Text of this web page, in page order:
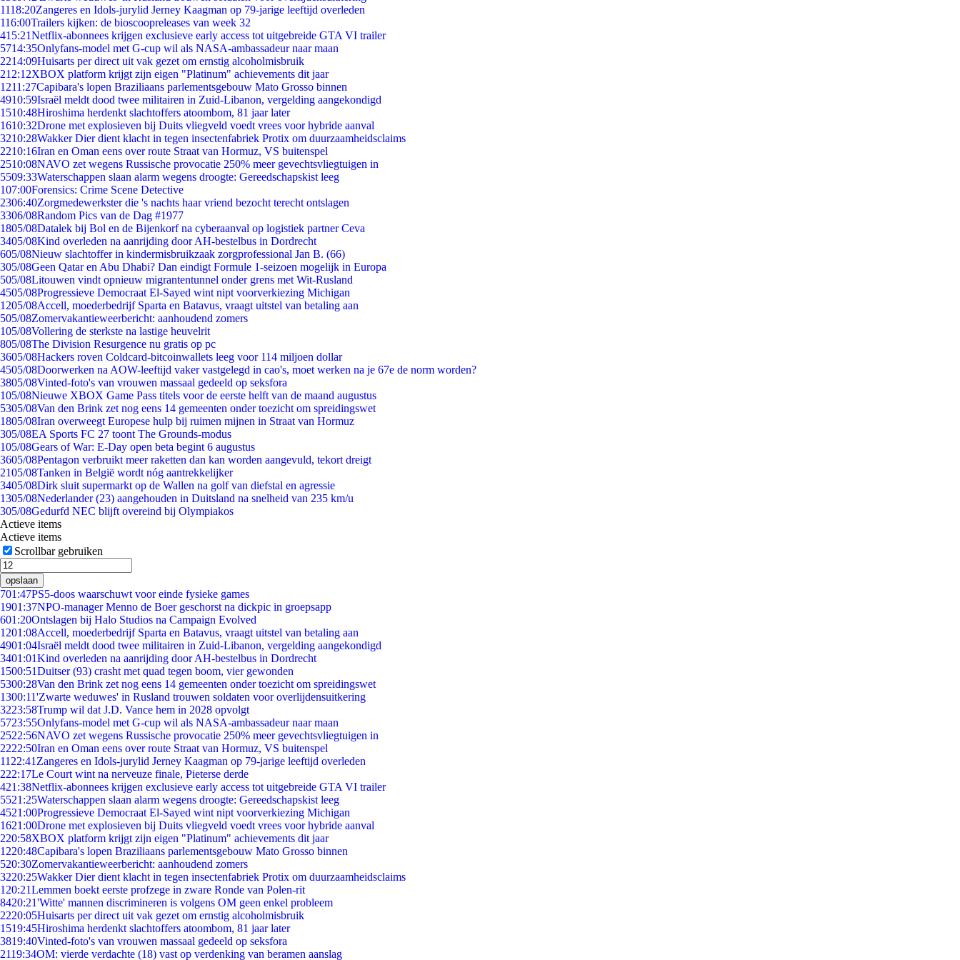
1118:20Zangeres en Idols-jurylid Jerney Kaagman op 79-jarige leeftijd overleden
116:00Trailers kijken: de bioscoopreleases van week 32
415:21Netflix-abonnees krijgen exclusieve early access tot uitgebreide GTA VI trailer
5714:35Onlyfans-model met G-cup wil als NASA-ambassadeur naar maan
2214:09Huisarts per direct uit vak gezet om ernstig alcoholmisbruik
212:12XBOX platform krijgt zijn eigen "Platinum" achievements dit jaar
1211:27Capibara's lopen Braziliaans parlementsgebouw Mato Grosso binnen
4910:59Israël meldt dood twee militairen in Zuid-Libanon, vergelding aangekondigd
1510:48Hiroshima herdenkt slachtoffers atoombom, 81 jaar later
1610:32Drone met explosieven bij Duits vliegveld voedt vrees voor hybride aanval
3210:28Wakker Dier dient klacht in tegen insectenfabriek Protix om duurzaamheidsclaims
2210:16Iran en Oman eens over route Straat van Hormuz, VS buitenspel
2510:08NAVO zet wegens Russische provocatie 250% meer gevechtsvliegtuigen in
5509:33Waterschappen slaan alarm wegens droogte: Gereedschapskist leeg
107:00Forensics: Crime Scene Detective
2306:40Zorgmedewerkster die 's nachts haar vriend bezocht terecht ontslagen
3306/08Random Pics van de Dag #1977
1805/08Datalek bij Bol en de Bijenkorf na cyberaanval op logistiek partner Ceva
3405/08Kind overleden na aanrijding door AH-bestelbus in Dordrecht
605/08Nieuw slachtoffer in kindermisbruikzaak zorgprofessional Jan B. (66)
305/08Geen Qatar en Abu Dhabi? Dan eindigt Formule 1-seizoen mogelijk in Europa
505/08Litouwen vindt opnieuw migrantentunnel onder grens met Wit-Rusland
4505/08Progressieve Democraat El-Sayed wint nipt voorverkiezing Michigan
1205/08Accell, moederbedrijf Sparta en Batavus, vraagt uitstel van betaling aan
505/08Zomervakantieweerbericht: aanhoudend zomers
105/08Vollering de sterkste na lastige heuvelrit
805/08The Division Resurgence nu gratis op pc
3605/08Hackers roven Coldcard-bitcoinwallets leeg voor 114 miljoen dollar
4505/08Doorwerken na AOW-leeftijd vaker vastgelegd in cao's, moet werken na je 67e de norm worden?
3805/08Vinted-foto's van vrouwen massaal gedeeld op seksfora
105/08Nieuwe XBOX Game Pass titels voor de eerste helft van de maand augustus
5305/08Van den Brink zet nog eens 14 gemeenten onder toezicht om spreidingswet
1805/08Iran overweegt Europese hulp bij ruimen mijnen in Straat van Hormuz
305/08EA Sports FC 27 toont The Grounds-modus
105/08Gears of War: E-Day open beta begint 6 augustus
3605/08Pentagon verbruikt meer raketten dan kan worden aangevuld, tekort dreigt
2105/08Tanken in België wordt nóg aantrekkelijker
3405/08Dirk sluit supermarkt op de Wallen na golf van diefstal en agressie
1305/08Nederlander (23) aangehouden in Duitsland na snelheid van 235 km/u
305/08Gedurfd NEC blijft overeind bij Olympiakos
Actieve items
Actieve items
Scrollbar gebruiken
opslaan
701:47PS5-doos waarschuwt voor einde fysieke games
1901:37NPO-manager Menno de Boer geschorst na dickpic in groepsapp
601:20Ontslagen bij Halo Studios na Campaign Evolved
1201:08Accell, moederbedrijf Sparta en Batavus, vraagt uitstel van betaling aan
4901:04Israël meldt dood twee militairen in Zuid-Libanon, vergelding aangekondigd
3401:01Kind overleden na aanrijding door AH-bestelbus in Dordrecht
1500:51Duitser (93) crasht met quad tegen boom, vier gewonden
5300:28Van den Brink zet nog eens 14 gemeenten onder toezicht om spreidingswet
1300:11'Zwarte weduwes' in Rusland trouwen soldaten voor overlijdensuitkering
3223:58Trump wil dat J.D. Vance hem in 2028 opvolgt
5723:55Onlyfans-model met G-cup wil als NASA-ambassadeur naar maan
2522:56NAVO zet wegens Russische provocatie 250% meer gevechtsvliegtuigen in
2222:50Iran en Oman eens over route Straat van Hormuz, VS buitenspel
11 22:41 Zangeres en Idols-jurylid Jerney Kaagman op 79-jarige leeftijd overleden
222:17Le Court wint na nerveuze finale, Pieterse derde
421:38Netflix-abonnees krijgen exclusieve early access tot uitgebreide GTA VI trailer
5521:25Waterschappen slaan alarm wegens droogte: Gereedschapskist leeg
4521:00Progressieve Democraat El-Sayed wint nipt voorverkiezing Michigan
1621:00Drone met explosieven bij Duits vliegveld voedt vrees voor hybride aanval
220:58XBOX platform krijgt zijn eigen "Platinum" achievements dit jaar
1220:48Capibara's lopen Braziliaans parlementsgebouw Mato Grosso binnen
520:30Zomervakantieweerbericht: aanhoudend zomers
3220:25Wakker Dier dient klacht in tegen insectenfabriek Protix om duurzaamheidsclaims
1 20:21Lemmen boekt eerste profzege in zware Ronde van Polen-rit
8420:21'Witte' mannen discrimineren is volgens OM geen enkel probleem
2220:05Huisarts per direct uit vak gezet om ernstig alcoholmisbruik
1519:45Hiroshima herdenkt slachtoffers atoombom, 81 jaar later
3819:40Vinted-foto's van vrouwen massaal gedeeld op seksfora
2119:34OM: vierde verdachte (18) vast op verdenking van beramen aanslag